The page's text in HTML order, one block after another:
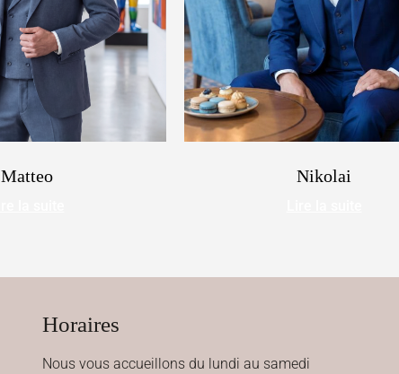
Matteo Nikolai
Horaires
Nous vous accueillons du lundi au samedi